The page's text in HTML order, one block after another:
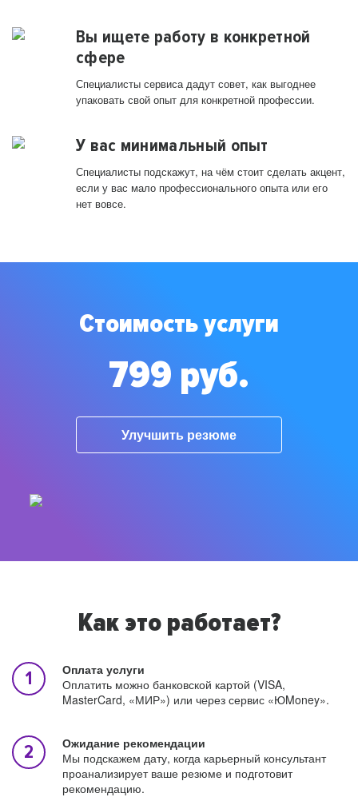
Вы ищете работу в конкретной
сфере
Специалисты сервиса дадут совет, как выгоднее
упаковать свой опыт для конкретной профессии.
У вас минимальный опыт
Специалисты подскажут, на чём стоит сделать акцент,
если у вас мало профессионального опыта или его
нет вовсе.
Стоимость услуги
799 руб.
Улучшить резюме
Как это работает?
Оплата услуги
Оплатить можно банковской картой (VISA,
MasterCard, «МИР») или через сервис «ЮMoney».
Ожидание рекомендации
Мы подскажем дату, когда карьерный консультант
проанализирует ваше резюме и подготовит
рекомендацию.